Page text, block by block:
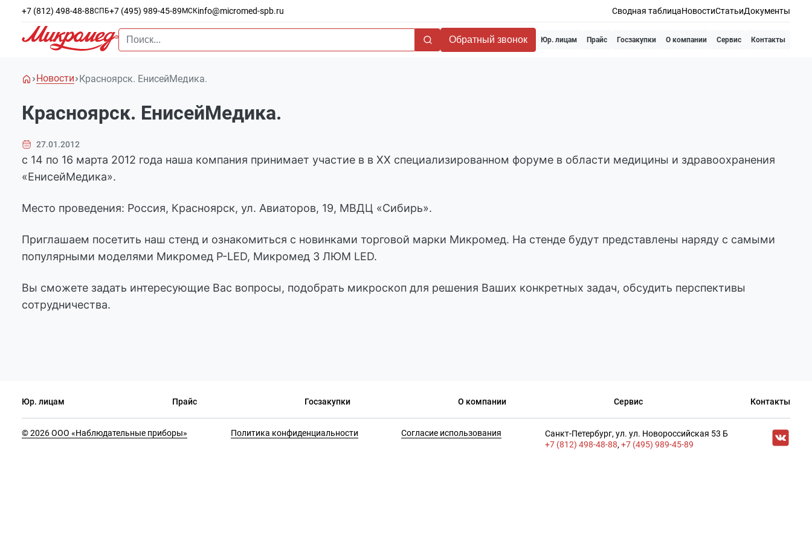
+7 (812) 498-48-88СПБ+7 (495) 989-45-89 МСКinfo@micromed-spb.ru Сводная таблицаНовостиСтатьиДокументы
Обратный звонок Юр. лицам Прайс Госзакупки О компании Сервис Контакты
Новости Красноярск. ЕнисейМедика.
Красноярск. ЕнисейМедика.
27.01.2012
с 14 по 16 марта 2012 года наша компания принимает участие в в XX специализированном форуме в области медицины и здравоохранения
«ЕнисейМедика».
Место проведения: Россия, Красноярск, ул. Авиаторов, 19, МВДЦ «Сибирь».
Приглашаем посетить наш стенд и ознакомиться с новинками торговой марки Микромед. На стенде будут представлены наряду с самыми
популярными моделями Микромед Р-LED, Микромед 3 ЛЮМ LED.
Вы сможете задать интересующие Вас вопросы, подобрать микроскоп для решения Ваших конкретных задач, обсудить перспективы
сотрудничества.
Юр. лицам Прайс Госзакупки О компании Сервис Контакты
© 2026 ООО «Наблюдательные приборы» Политика конфиденциальности Согласие использования
Cанкт-Петербург, ул. ул. Новороссийская 53 Б
+7 (812) 498-48-88, +7 (495) 989-45-89